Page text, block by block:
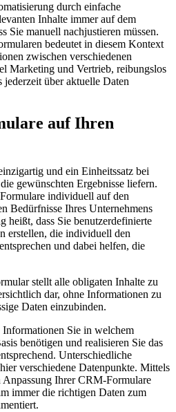
durch einfache
Inhalte immer auf dem
Sie manuell nachjustieren müssen.
bedeutet in diesem Kontext
zwischen verschiedenen
Marketing und Vertrieb, reibungslos
jederzeit über aktuelle Daten
auf Ihren
und ein Einheitssatz bei
gewünschten Ergebnisse liefern.
individuell auf den
Bedürfnisse Ihres Unternehmens
heißt, dass Sie benutzerdefinierte
erstellen, die individuell den
und dabei helfen, die
stellt alle obligaten Inhalte zu
dar, ohne Informationen zu
Daten einzubinden.
Sie in welchem
benötigen und realisieren Sie das
Unterschiedliche
verschiedene Datenpunkte. Mittels
Ihrer CRM-Formulare
immer die richtigen Daten zum